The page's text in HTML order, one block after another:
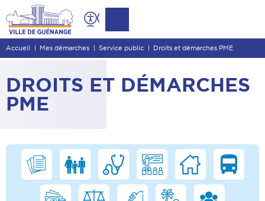
Contenu
Entête de page
Menu principal
Pied de page
Accueil Mes démarches Service public Droits et démarches PME
DROITS ET DÉMARCHES
PME